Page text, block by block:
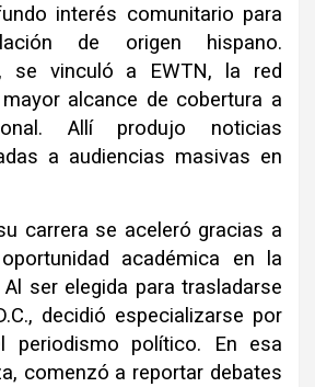
interés comunitario para
de origen hispano.
se vinculó a EWTN, la red
alcance de cobertura a
Allí produjo noticias
a audiencias masivas en
carrera se aceleró gracias a
académica en la
ser elegida para trasladarse
decidió especializarse por
periodismo político. En esa
comenzó a reportar debates